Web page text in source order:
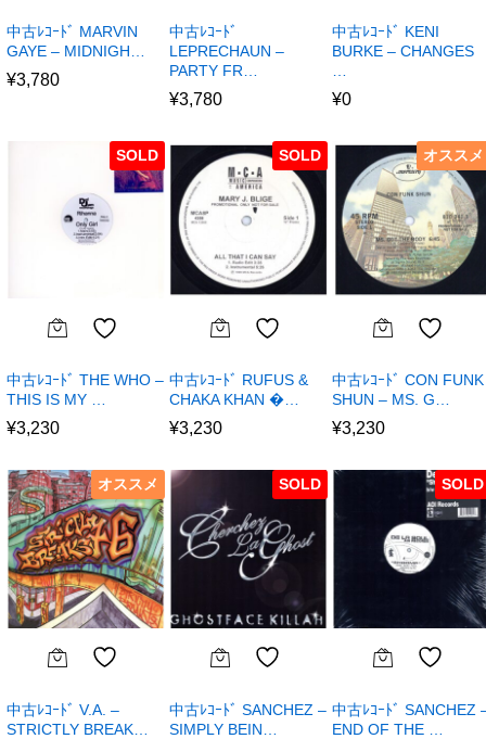
中古ﾚｺｰﾄﾞ MARVIN
GAYE – MIDNIGH…
¥3,780
中古ﾚｺｰﾄﾞ
LEPRECHAUN –
PARTY FR…
¥3,780
中古ﾚｺｰﾄﾞ KENI
BURKE – CHANGES
¥0
SOLD
中古ﾚｺｰﾄﾞ THE WHO –
THIS IS MY …
¥3,230
SOLD
中古ﾚｺｰﾄﾞ RUFUS &
CHAKA KHAN �…
¥3,230
オススメ
中古ﾚｺｰﾄﾞ CON FUNK
SHUN – MS. G…
¥3,230
オススメ
中古ﾚｺｰﾄﾞ V.A. –
STRICTLY BREAK…
SOLD
中古ﾚｺｰﾄﾞ SANCHEZ –
SIMPLY BEIN…
SOLD
中古ﾚｺｰﾄﾞ SANCHEZ
END OF THE …